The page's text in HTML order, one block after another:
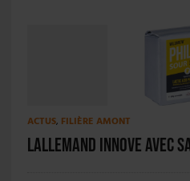
ACTUS, FILIÈRE AMONT
Lallemand innove avec sa